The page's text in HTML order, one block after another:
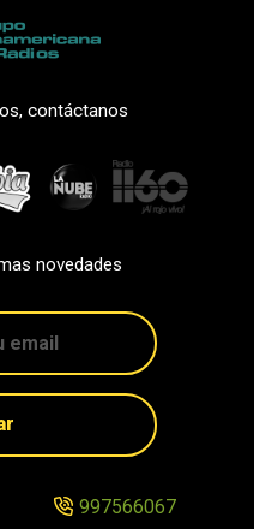
contáctanos
novedades
997566067